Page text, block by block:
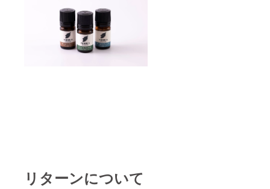
リターンについて